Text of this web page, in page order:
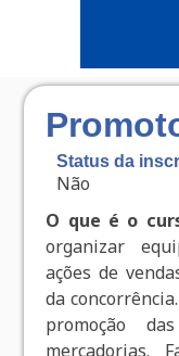
Status da
Não
O que é o
organizar
ações de
da
promoção
mercadorias.